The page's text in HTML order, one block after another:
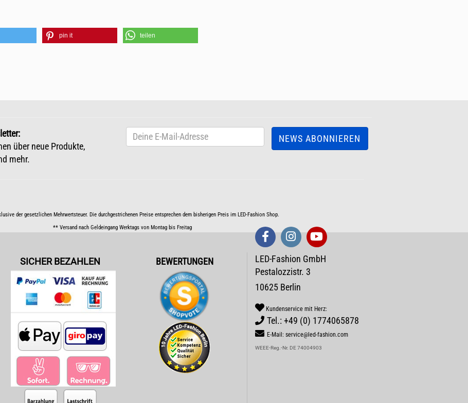
pin it teilen
über neue Produkte,
mehr.
der gesetzlichen Mehrwertsteuer. Die durchgestrichenen Preise entsprechen dem bisherigen Preis im LED-Fashion Shop.
** Versand nach Geldeingang Werktags von Montag bis Freitag
SICHER BEZAHLEN BEWERTUNGEN
LED-Fashion GmbH
Pestalozzistr. 3
10625 Berlin
Kundenservice mit Herz:
Tel.: +49 (0) 1774065878
E-Mail: service@led-fashion.com
WEEE-Reg.-Nr. DE 74004903